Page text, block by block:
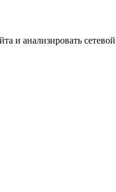
и анализировать